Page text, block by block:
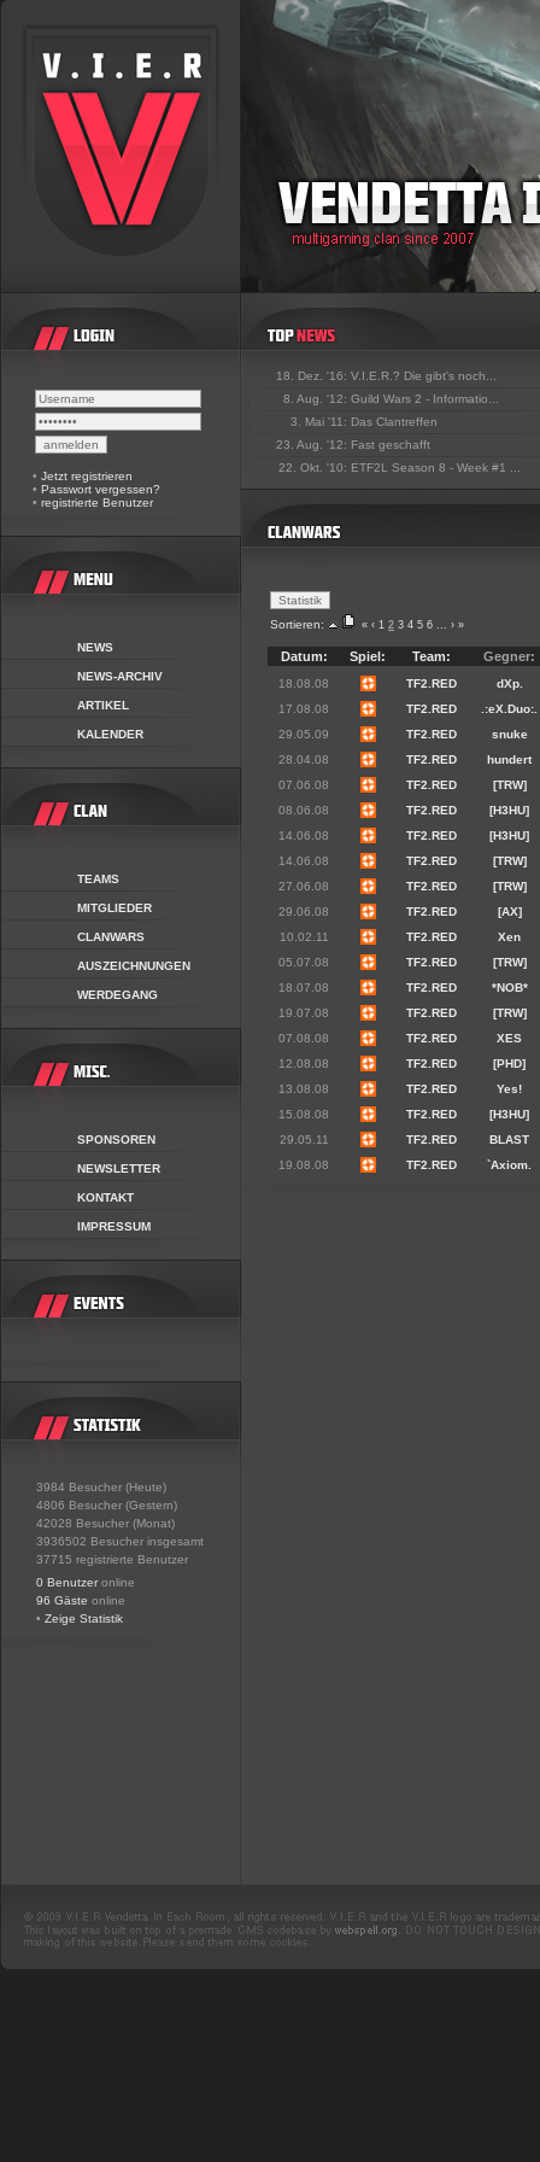
• Jetzt registrieren
• Passwort vergessen?
• registrierte Benutzer
NEWS
NEWS-ARCHIV
ARTIKEL
KALENDER
TEAMS
MITGLIEDER
CLANWARS
AUSZEICHNUNGEN
WERDEGANG
SPONSOREN
NEWSLETTER
KONTAKT
IMPRESSUM
3984 Besucher (Heute)
4806 Besucher (Gestern)
42028 Besucher (Monat)
3936502 Besucher insgesamt
37715 registrierte Benutzer
0 Benutzer online
96 Gäste online
• Zeige Statistik
18. Dez. '16: V.I.E.R.? Die gibt's noch...
8. Aug. '12: Guild Wars 2 - Informatio...
3. Mai '11: Das Clantreffen
23. Aug. '12: Fast geschafft
22. Okt. '10: ETF2L Season 8 - Week #1 ...
Sortieren: « ‹ 1 2 3 4 5 6 ... › »
Datum: Spiel: Team: Gegner:
18.08.08 TF2.RED
dXp.
17.08.08
TF2.RED
.:eX.Duo:.
29.05.09
TF2.RED
snuke
28.04.08
TF2.RED
hundert
07.06.08
TF2.RED
[TRW]
08.06.08
TF2.RED
[H3HU]
14.06.08
TF2.RED
[H3HU]
14.06.08
TF2.RED
[TRW]
27.06.08
TF2.RED
[TRW]
29.06.08
TF2.RED
[AX]
10.02.11
TF2.RED
Xen
05.07.08
TF2.RED
[TRW]
18.07.08
TF2.RED
*NOB*
19.07.08
TF2.RED
[TRW]
07.08.08
TF2.RED
XES
12.08.08
TF2.RED
[PHD]
13.08.08
TF2.RED
Yes!
15.08.08
TF2.RED
[H3HU]
29.05.11
TF2.RED
BLAST
19.08.08
TF2.RED `Axiom.